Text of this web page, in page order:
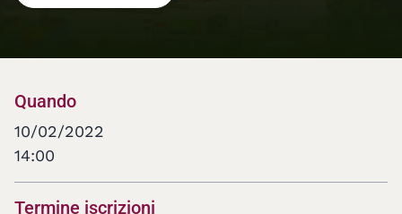
Quando
10/02/2022
14:00
Termine iscrizioni